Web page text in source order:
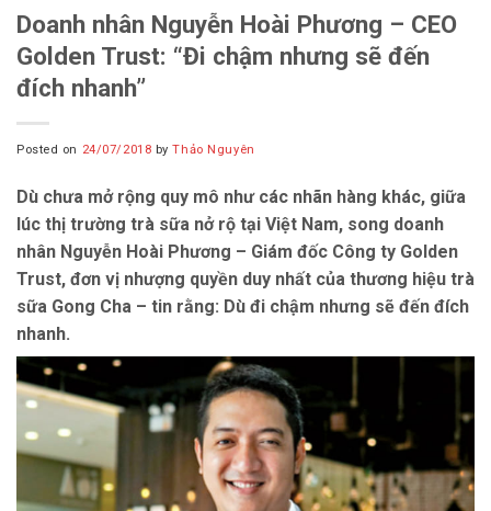
Doanh nhân Nguyễn Hoài Phương – CEO
Golden Trust: “Đi chậm nhưng sẽ đến
đích nhanh”
Posted on 24/07/2018 byThảo Nguyên
Dù chưa mở rộng quy mô như các nhãn hàng khác, giữa
lúc thị trường trà sữa nở rộ tại Việt Nam, song doanh
nhân Nguyễn Hoài Phương – Giám đốc Công ty Golden
Trust, đơn vị nhượng quyền duy nhất của thương hiệu trà
sữa Gong Cha – tin rằng: Dù đi chậm nhưng sẽ đến đích
nhanh.